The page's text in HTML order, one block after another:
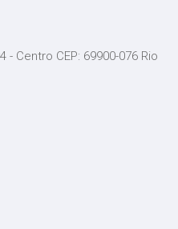
- Centro CEP: 69900-076 Rio